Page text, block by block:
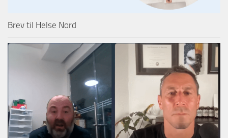
Brev til Helse Nord